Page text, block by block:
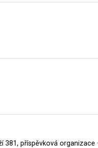
381, příspěvková organizace